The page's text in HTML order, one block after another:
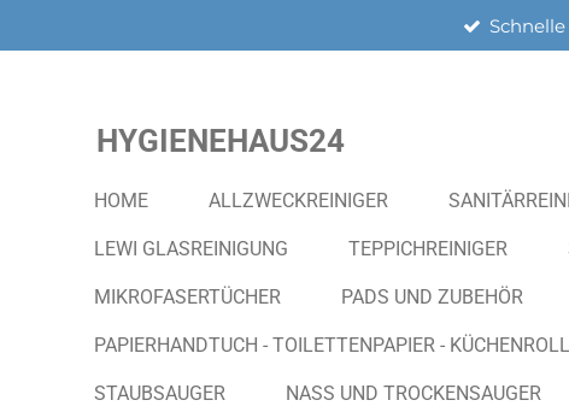
HYGIENEHAUS24
HOME ALLZWECKREINIGER
LEWI GLASREINIGUNG TEPPICHREINIGER
MIKROFASERTÜCHER PADS UND ZUBEHÖR
PAPIERHANDTUCH - TOILETTENPAPIER -
STAUBSAUGER NASS UND TROCKENSAUGER